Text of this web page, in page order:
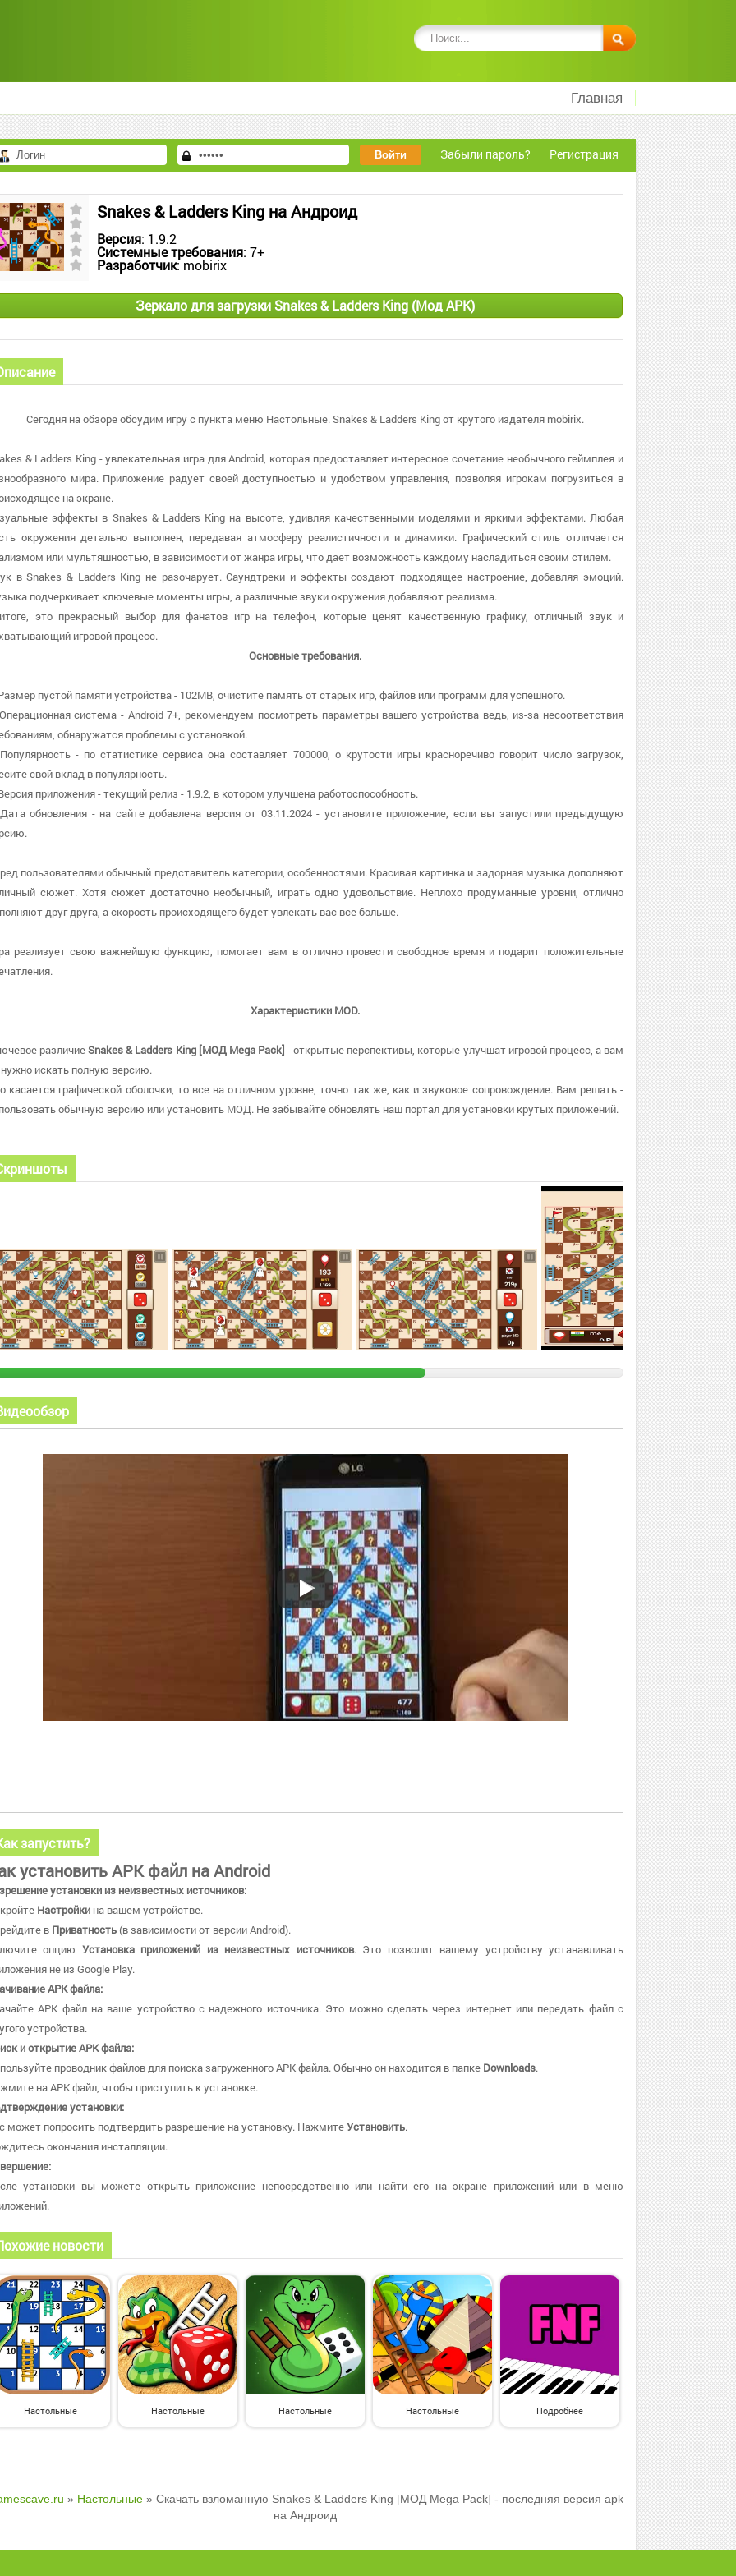
Главная
Забыли пароль? Регистрация
Snakes & Ladders King на Андроид
Версия: 1.9.2
Системные требования: 7+
Разработчик: mobirix
Зеркало для загрузки Snakes & Ladders King (Мод APK)
Сегодня на обзоре обсудим игру с пункта меню Настольные. Snakes & Ladders King от крутого издателя mobirix.
& Ladders King - увлекательная игра для Android, которая предоставляет интересное сочетание необычного геймплея и
мира. Приложение радует своей доступностью и удобством управления, позволяя игрокам погрузиться в
на экране.
эффекты в Snakes & Ladders King на высоте, удивляя качественными моделями и яркими эффектами. Любая
окружения детально выполнен, передавая атмосферу реалистичности и динамики. Графический стиль отличается
или мультяшностью, в зависимости от жанра игры, что дает возможность каждому насладиться своим стилем.
в Snakes & Ladders King не разочарует. Саундтреки и эффекты создают подходящее настроение, добавляя эмоций.
подчеркивает ключевые моменты игры, а различные звуки окружения добавляют реализма.
это прекрасный выбор для фанатов игр на телефон, которые ценят качественную графику, отличный звук и
игровой процесс.
Основные требования.
пустой памяти устройства - 102MB, очистите память от старых игр, файлов или программ для успешного.
система - Android 7+, рекомендуем посмотреть параметры вашего устройства ведь, из-за несоответствия
обнаружатся проблемы с установкой.
- по статистике сервиса она составляет 700000, о крутости игры красноречиво говорит число загрузок,
свой вклад в популярность.
приложения - текущий релиз - 1.9.2, в котором улучшена работоспособность.
обновления - на сайте добавлена версия от 03.11.2024 - установите приложение, если вы запустили предыдущую
пользователями обычный представитель категории, особенностями. Красивая картинка и задорная музыка дополняют
сюжет. Хотя сюжет достаточно необычный, играть одно удовольствие. Неплохо продуманные уровни, отлично
друг друга, а скорость происходящего будет увлекать вас все больше.
реализует свою важнейшую функцию, помогает вам в отлично провести свободное время и подарит положительные
Характеристики MOD.
различиеSnakes & Ladders King [МОД Mega Pack] - открытые перспективы, которые улучшат игровой процесс, а вам
искать полную версию.
касается графической оболочки, то все на отличном уровне, точно так же, как и звуковое сопровождение. Вам решать -
обычную версию или установить МОД. Не забывайте обновлять наш портал для установки крутых приложений.
запустить?
установить APK файл на Android
установки из неизвестных источников:
Настройки на вашем устройстве.
в Приватность (в зависимости от версии Android).
опцию Установка приложений из неизвестных источников. Это позволит вашему устройству устанавливать
не из Google Play.
APK файла:
APK файл на ваше устройство с надежного источника. Это можно сделать через интернет или передать файл с
устройства.
и открытие APK файла:
проводник файлов для поиска загруженного APK файла. Обычно он находится в папке Downloads.
на APK файл, чтобы приступить к установке.
установки:
может попросить подтвердить разрешение на установку. НажмитеУстановить.
окончания инсталляции.
установки вы можете открыть приложение непосредственно или найти его на экране приложений или в меню
новости
Настольные Настольные Настольные Настольные Подробнее
» Настольные» Скачать взломанную Snakes & Ladders King [МОД Mega Pack] - последняя версия apk
на Андроид